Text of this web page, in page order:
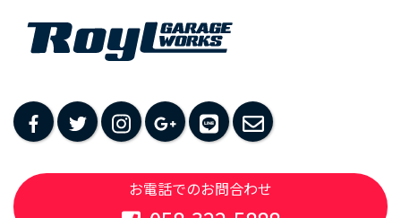
お電話でのお問合わせ